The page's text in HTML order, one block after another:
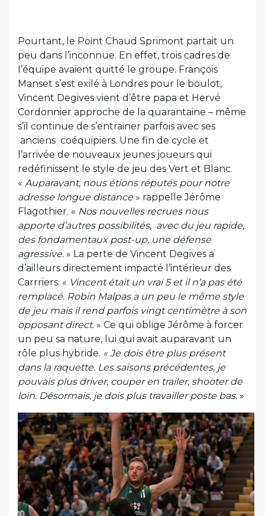
Pourtant, le Point Chaud Sprimont partait un
peu dans l’inconnue. En effet, trois cadres de
l’équipe avaient quitté le groupe. François
Manset s’est exilé à Londres pour le boulot,
Vincent Degives vient d’être papa et Hervé
Cordonnier approche de la quarantaine – même
s’il continue de s’entrainer parfois avec ses
anciens coéquipiers. Une fin de cycle et
l’arrivée de nouveaux jeunes joueurs qui
redéfinissent le style de jeu des Vert et Blanc.
« Auparavant, nous étions réputés pour notre
adresse longue distance» rappelle Jérôme
Flagothier. « Nos nouvelles recrues nous
apporte d’autres possibilités, avec du jeu rapide,
des fondamentaux post-up, une défense
agressive. » La perte de Vincent Degives a
d’ailleurs directement impacté l’intérieur des
Carrriers. « Vincent était un vrai 5 et il n’a pas été
remplacé. Robin Malpas a un peu le même style
de jeu mais il rend parfois vingt centimètre à son
opposant direct. » Ce qui oblige Jérôme à forcer
un peu sa nature, lui qui avait auparavant un
rôle plus hybride. « Je dois être plus présent
dans la raquette. Les saisons précédentes, je
pouvais plus driver, couper en trailer, shooter de
loin. Désormais, je dois plus travailler poste bas. »